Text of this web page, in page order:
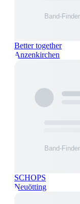
Better together
Anzenkirchen
SCHOPS
Neuötting